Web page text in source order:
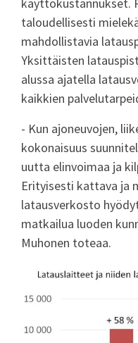
käyttökustannukset.
taloudellisesti
mahdollistavia
Yksittäisten
alussa ajatella
kaikkien
- Kun ajoneuvojen,
kokonaisuus
uutta elinvoimaa ja
Erityisesti kattava ja
latausverkosto
matkailua luoden
Muhonen toteaa.